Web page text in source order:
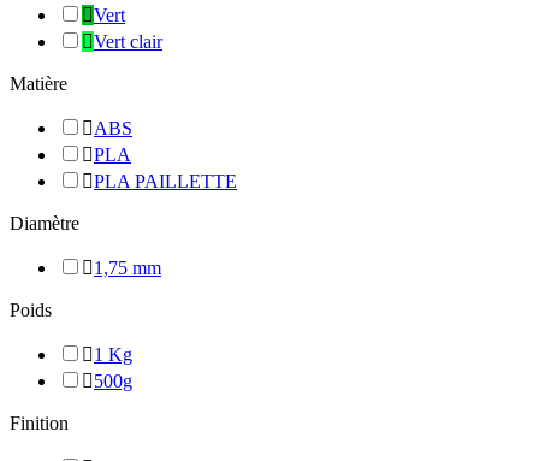
Vert
Vert clair
Matière
ABS
PLA
PLA PAILLETTE
Diamètre
1,75 mm
Poids
1 Kg
500g
Finition